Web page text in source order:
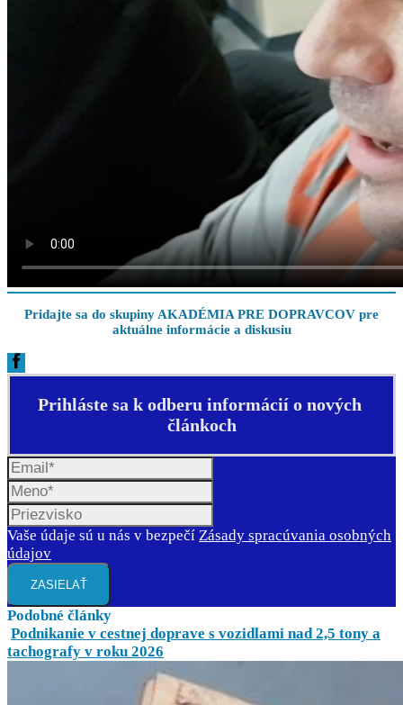
Pridajte sa do skupiny AKADÉMIA PRE DOPRAVCOV pre
aktuálne informácie a diskusiu
Prihláste sa k odberu informácií o nových
článkoch
Vaše údaje sú u nás v bezpečí Zásady spracúvania osobných
údajov
ZASIELAŤ
Podobné články
Podnikanie v cestnej doprave s vozidlami nad 2,5 tony a
tachografy v roku 2026